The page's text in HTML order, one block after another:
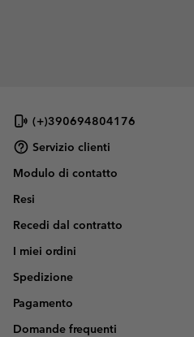
(+)390694804176
Servizio clienti
Modulo di contatto
Resi
Recedi dal contratto
I miei ordini
Spedizione
Pagamento
Domande frequenti